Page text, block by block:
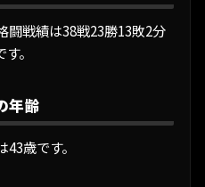
闘戦績は38戦23勝13敗2分
。
年齢
歳です。